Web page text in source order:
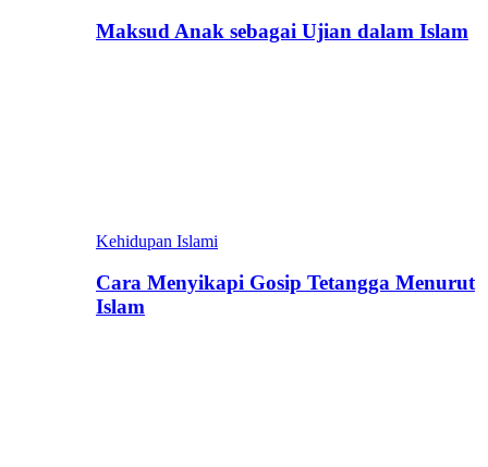
Maksud Anak sebagai Ujian dalam Islam
Kehidupan Islami
Cara Menyikapi Gosip Tetangga Menurut
Islam